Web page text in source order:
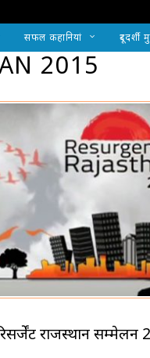
सफल कहानियां दूरदर्शी
2015
राजस्थान सम्मेलन